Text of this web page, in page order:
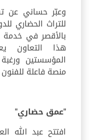
وعبّر حساني عن
للتراث الحضاري
بالأقصر في خدمة
هذا التعاون
المؤسستين
منصة فاعلة للفنون
"عمق حضاري"
افتتح عبد الله